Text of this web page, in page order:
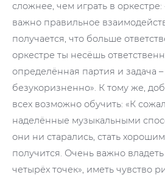
сложнее, чем играть в
важно правильное
получается, что больше
оркестре ты несёшь
определённая партия и задача
безукоризненно». К тому же,
всех возможно обучить: «К
наделённые музыкальными
они ни старались, стать
получится. Очень важно
четырёх точек», иметь чувство